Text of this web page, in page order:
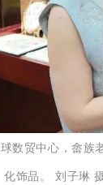
数贸中心，畲族
化饰品。 刘子琳